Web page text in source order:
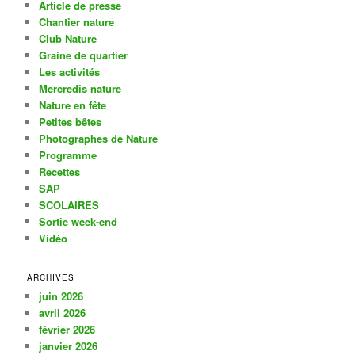
Article de presse
Chantier nature
Club Nature
Graine de quartier
Les activités
Mercredis nature
Nature en fête
Petites bêtes
Photographes de Nature
Programme
Recettes
SAP
SCOLAIRES
Sortie week-end
Vidéo
ARCHIVES
juin 2026
avril 2026
février 2026
janvier 2026